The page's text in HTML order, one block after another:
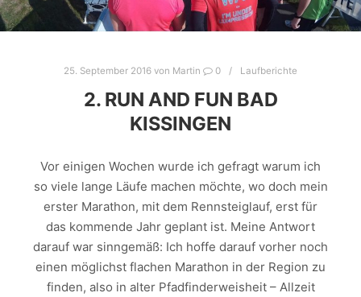
25. September 2016 von Martin 0 Laufberichte
2. RUN AND FUN BAD
KISSINGEN
Vor einigen Wochen wurde ich gefragt warum ich
so viele lange Läufe machen möchte, wo doch mein
erster Marathon, mit dem Rennsteiglauf, erst für
das kommende Jahr geplant ist. Meine Antwort
darauf war sinngemäß: Ich hoffe darauf vorher noch
einen möglichst flachen Marathon in der Region zu
finden, also in alter Pfadfinderweisheit – Allzeit